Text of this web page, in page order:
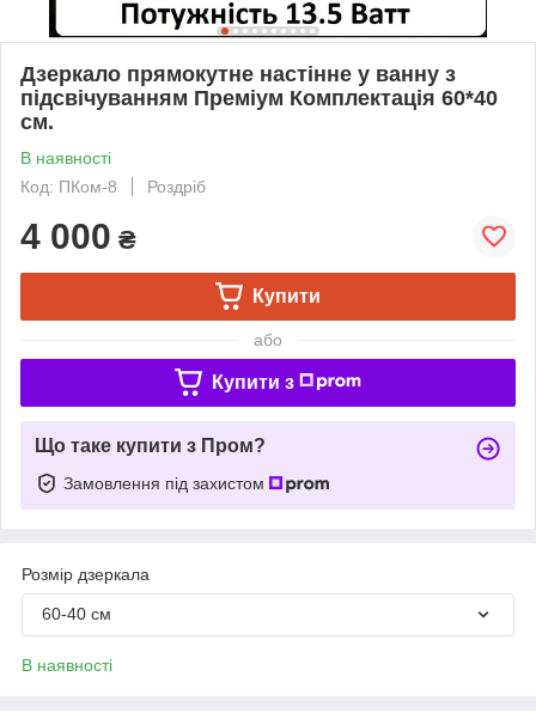
Дзеркало прямокутне настінне у ванну з
підсвічуванням Преміум Комплектація 60*40
см.
В наявності
Код: ПКом-8
Роздріб
4 000 ₴
Купити
або
Купити з
Що таке купити з Пром?
Замовлення під захистом
Розмір дзеркала
60-40 см
В наявності